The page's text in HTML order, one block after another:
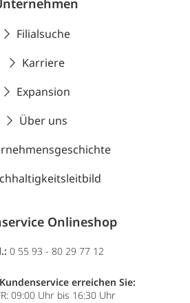
Filialsuche
Karriere
Expansion
Über uns
Onlineshop
0 55 93 - 80 29 77 12
erreichen Sie:
09:00 Uhr bis 16:30 Uhr